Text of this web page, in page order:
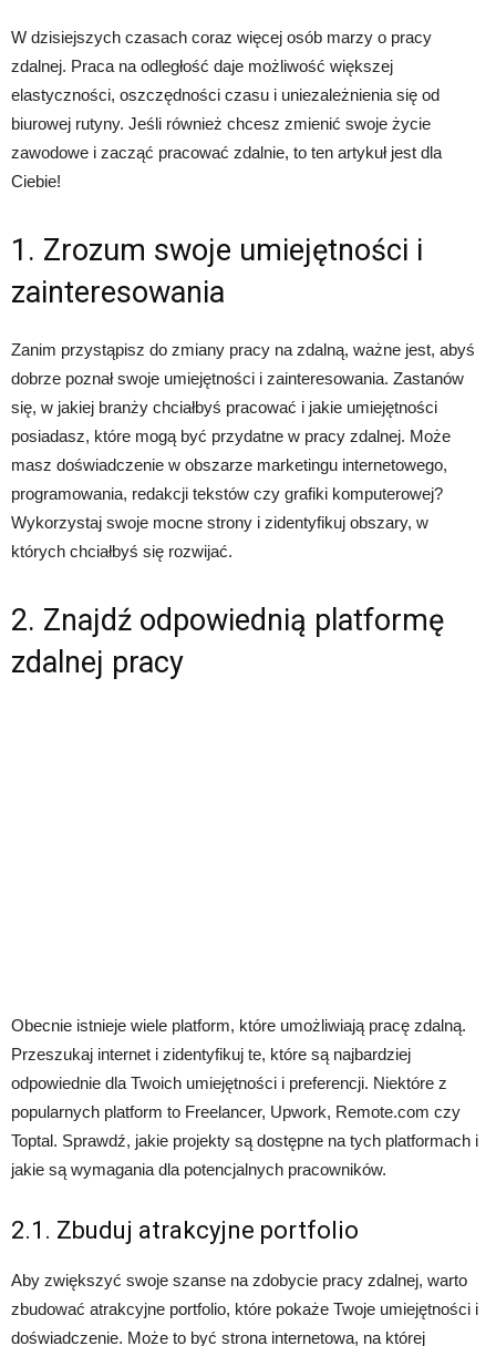
W dzisiejszych czasach coraz więcej osób marzy o pracy
zdalnej. Praca na odległość daje możliwość większej
elastyczności, oszczędności czasu i uniezależnienia się od
biurowej rutyny. Jeśli również chcesz zmienić swoje życie
zawodowe i zacząć pracować zdalnie, to ten artykuł jest dla
Ciebie!
1. Zrozum swoje umiejętności i
zainteresowania
Zanim przystąpisz do zmiany pracy na zdalną, ważne jest, abyś
dobrze poznał swoje umiejętności i zainteresowania. Zastanów
się, w jakiej branży chciałbyś pracować i jakie umiejętności
posiadasz, które mogą być przydatne w pracy zdalnej. Może
masz doświadczenie w obszarze marketingu internetowego,
programowania, redakcji tekstów czy grafiki komputerowej?
Wykorzystaj swoje mocne strony i zidentyfikuj obszary, w
których chciałbyś się rozwijać.
2. Znajdź odpowiednią platformę
zdalnej pracy
Obecnie istnieje wiele platform, które umożliwiają pracę zdalną.
Przeszukaj internet i zidentyfikuj te, które są najbardziej
odpowiednie dla Twoich umiejętności i preferencji. Niektóre z
popularnych platform to Freelancer, Upwork, Remote.com czy
Toptal. Sprawdź, jakie projekty są dostępne na tych platformach i
jakie są wymagania dla potencjalnych pracowników.
2.1. Zbuduj atrakcyjne portfolio
Aby zwiększyć swoje szanse na zdobycie pracy zdalnej, warto
zbudować atrakcyjne portfolio, które pokaże Twoje umiejętności i
doświadczenie. Może to być strona internetowa, na której